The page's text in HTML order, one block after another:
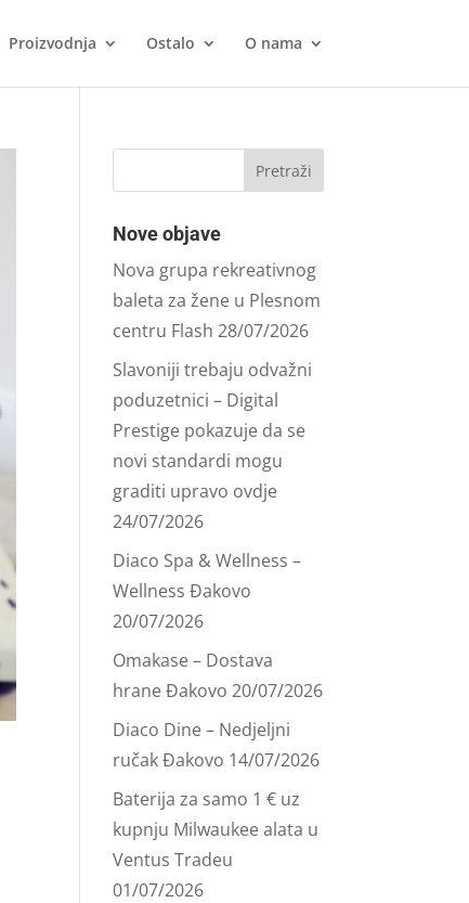
Proizvodnja Ostalo O nama
Nove objave
Nova grupa rekreativnog
baleta za žene u Plesnom
centru Flash 28/07/2026
Slavoniji trebaju odvažni
poduzetnici – Digital
Prestige pokazuje da se
novi standardi mogu
graditi upravo ovdje
24/07/2026
Diaco Spa & Wellness –
Wellness Đakovo
20/07/2026
Omakase – Dostava
hrane Đakovo 20/07/2026
Diaco Dine – Nedjeljni
ručak Đakovo 14/07/2026
Baterija za samo 1 € uz
kupnju Milwaukee alata u
Ventus Tradeu
01/07/2026